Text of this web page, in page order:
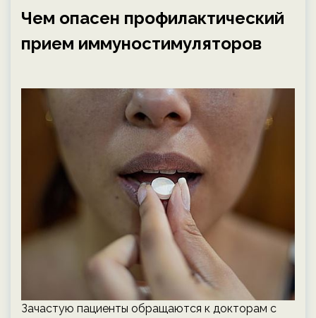
Чем опасен профилактический
прием иммуностимуляторов
Зачастую пациенты обращаются к докторам с